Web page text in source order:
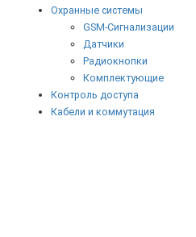
Охранные системы
GSM-Сигнализации
Датчики
Радиокнопки
Комплектующие
Контроль доступа
Кабели и коммутация